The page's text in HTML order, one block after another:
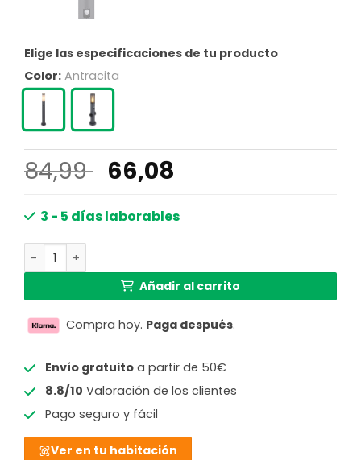
Elige las especificaciones de tu producto
Color: Antracita
84,99 El
precio
original
66,08
actual
3 - 5 días laborables
Lámpara exterior moderna de metal antracita Globo
Añadir al carrito
Compra hoy. Paga después.
Envío gratuitoa partir de 50€
8.8/10 Valoración de los clientes
Pago seguro y fácil
Ver en tu habitación